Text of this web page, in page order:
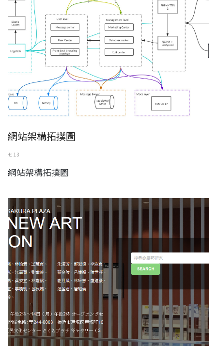
網站架構拓撲圖
七 13
網站架構拓撲圖
【横浜トリエンナーレ: ヨコハマトリエンナーレ2017 横滨三年展系列报
导】华丽实存-台湾新美术展 官方网站上线